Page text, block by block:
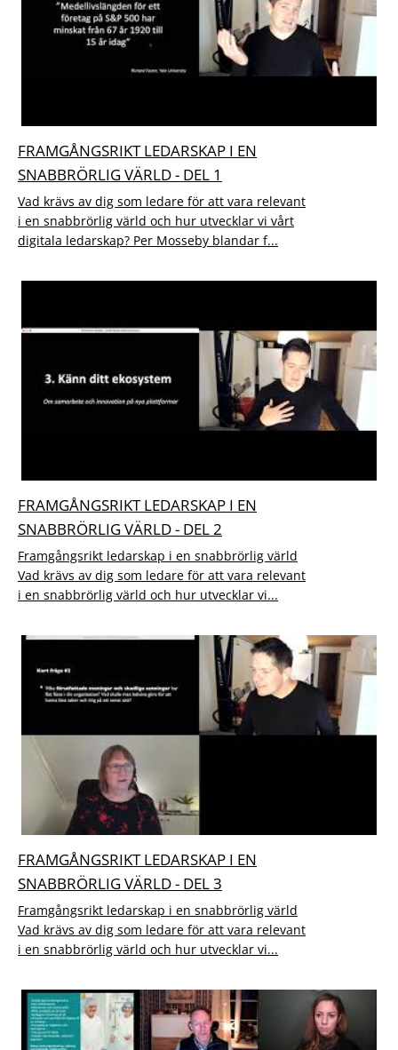
FRAMGÅNGSRIKT LEDARSKAP I EN
SNABBRÖRLIG VÄRLD - DEL 1
Vad krävs av dig som ledare för att vara relevant
i en snabbrörlig värld och hur utvecklar vi vårt
digitala ledarskap? Per Mosseby blandar f...
FRAMGÅNGSRIKT LEDARSKAP I EN
SNABBRÖRLIG VÄRLD - DEL 2
Framgångsrikt ledarskap i en snabbrörlig värld
Vad krävs av dig som ledare för att vara relevant
i en snabbrörlig värld och hur utvecklar vi...
FRAMGÅNGSRIKT LEDARSKAP I EN
SNABBRÖRLIG VÄRLD - DEL 3
Framgångsrikt ledarskap i en snabbrörlig värld
Vad krävs av dig som ledare för att vara relevant
i en snabbrörlig värld och hur utvecklar vi...